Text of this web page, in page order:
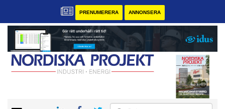
PRENUMERERA ANNONSERA